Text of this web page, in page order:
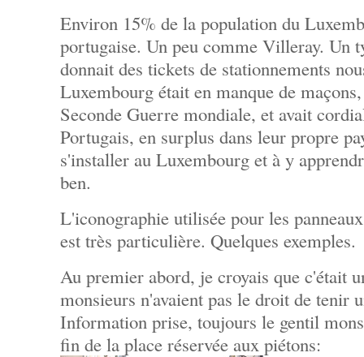
Environ 15% de la population du
portugaise. Un peu comme Villeray. Un
donnait des tickets de stationnements
Luxembourg était en manque de
Seconde Guerre mondiale, et avait
Portugais, en surplus dans leur propre
s'installer au Luxembourg et à y
ben.
L'iconographie utilisée pour les
est très particulière. Quelques exemples.
Au premier abord, je croyais que c'était
monsieurs n'avaient pas le droit de tenir
Information prise, toujours le gentil
fin de la place réservée aux piétons: